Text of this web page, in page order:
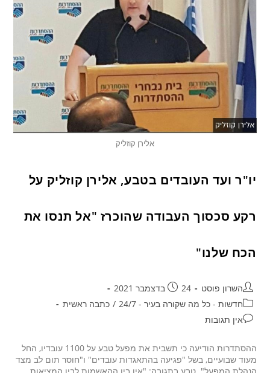
אלירן קוזליק
יו"ר ועד העובדים בטבע, אלירן קוזליק על
רקע סכסוך העבודה שהוכרז "אל תנסו את
הכח שלנו"
השרון פוסט
24 בדצמבר 2021
חדשות - כל מה שקורה בעיר - 24/7
/ כתבה ראשית
אין תגובות
ההסתדרות הודיעה כי תשבית את מפעל טבע על 1100 עובדיו, החל
מעוד שבועיים, בשל "פגיעה בהתאגדות עובדים" ו"חוסר תום לב מצד